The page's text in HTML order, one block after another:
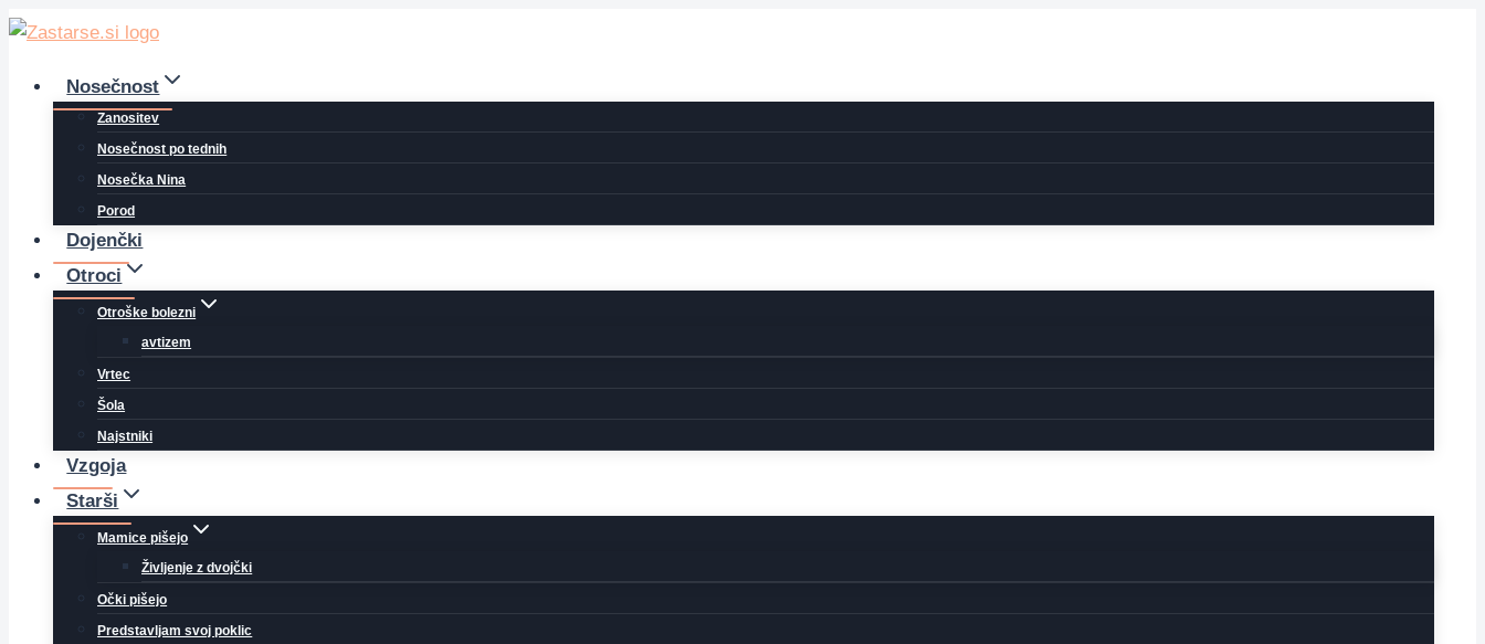
Skip
contentNosečnost
Zanositev
Nosečnost po tednih
Nosečka Nina
Porod
Dojenčki
Otroci
Otroške bolezni
avtizem
Vrtec
Šola
Najstniki
Vzgoja
Starši
Mamice pišejo
Življenje z dvojčki
Očki pišejo
Predstavljam svoj poklic